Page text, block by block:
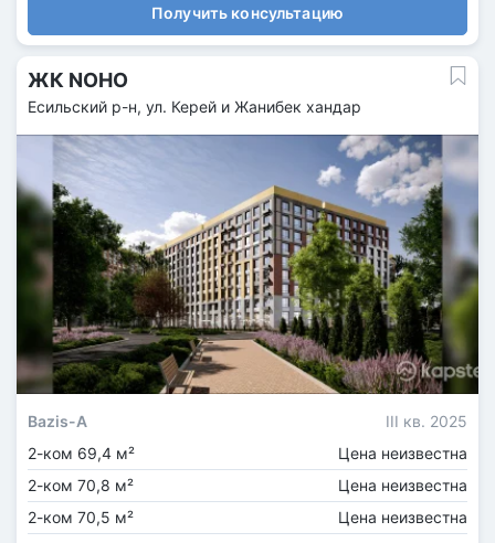
Получить консультацию
ЖК NOHO
Есильский р-н, ул. Керей и Жанибек хандар
Bazis-A
III кв. 2025
2-ком 69,4 м²
Цена неизвестна
2-ком 70,8 м²
Цена неизвестна
2-ком 70,5 м²
Цена неизвестна